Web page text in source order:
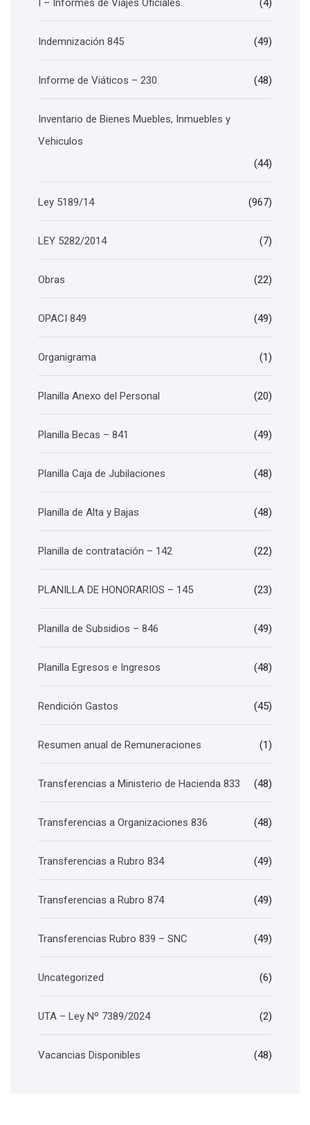
I – Informes de Viajes Oficiales. (4)
Indemnización 845 (49)
Informe de Viáticos – 230 (48)
Inventario de Bienes Muebles, Inmuebles y
Vehiculos
(44)
Ley 5189/14 (967)
LEY 5282/2014 (7)
Obras (22)
OPACI 849 (49)
Organigrama (1)
Planilla Anexo del Personal (20)
Planilla Becas – 841 (49)
Planilla Caja de Jubilaciones (48)
Planilla de Alta y Bajas (48)
Planilla de contratación – 142 (22)
PLANILLA DE HONORARIOS – 145 (23)
Planilla de Subsidios – 846 (49)
Planilla Egresos e Ingresos (48)
Rendición Gastos (45)
Resumen anual de Remuneraciones (1)
Transferencias a Ministerio de Hacienda 833 (48)
Transferencias a Organizaciones 836 (48)
Transferencias a Rubro 834 (49)
Transferencias a Rubro 874 (49)
Transferencias Rubro 839 – SNC (49)
Uncategorized (6)
UTA – Ley Nº 7389/2024 (2)
Vacancias Disponibles (48)